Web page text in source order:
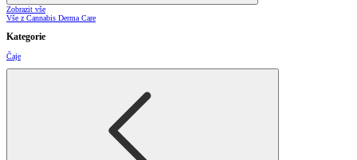
Zobrazit vše
Vše z Cannabis Derma Care
Kategorie
Čaje